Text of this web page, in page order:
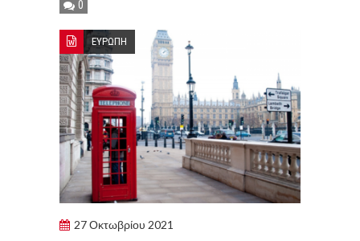
0
ΕΥΡΩΠΗ
27 Οκτωβρίου 2021